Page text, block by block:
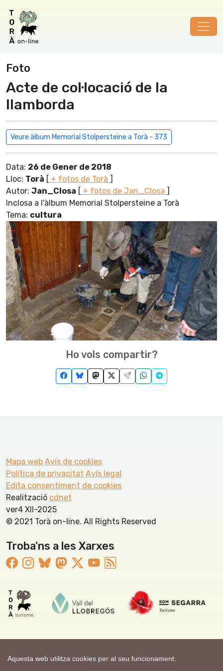
Aquesta web utilitza cookies per al seu funcionament.
Foto
Acte de col·locació de la
llamborda
Veure àlbum Memorial Stolpersteine a Torà - 373
Data: 26 de Gener de 2018
Lloc: Torà [ + fotos de Torà ]
Autor: Jan_Closa [ + fotos de Jan_Closa ]
Inclosa a l'àlbum Memorial Stolpersteine a Torà
Tema: cultura
Ho vols compartir?
Mapa web Avís de cookies
Política de privacitat Avís legal
Edita consentiment de cookies
Realització cdnet
ver4 XII-2025
© 2021 Torà on-line. All Rights Reserved
Troba'ns a les Xarxes